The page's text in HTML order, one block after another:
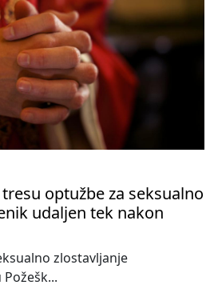
optužbe za seksualno
udaljen tek nakon
zlostavljanje